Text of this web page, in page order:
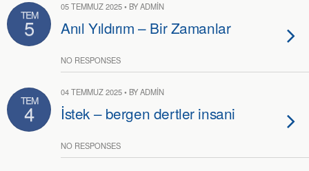
TEM
5
05 TEMMUZ 2025 • BY ADMIN
Anıl Yıldırım – Bir Zamanlar
NO RESPONSES
TEM
4
04 TEMMUZ 2025 • BY ADMIN
İstek – bergen dertler insani
NO RESPONSES